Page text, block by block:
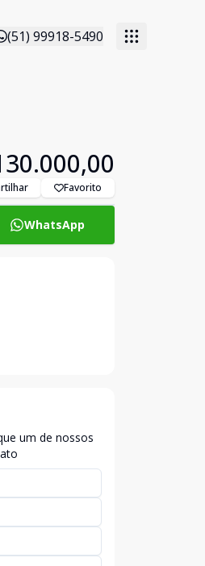
(51) 99918-5490
Favorito
WhatsApp
um de nossos